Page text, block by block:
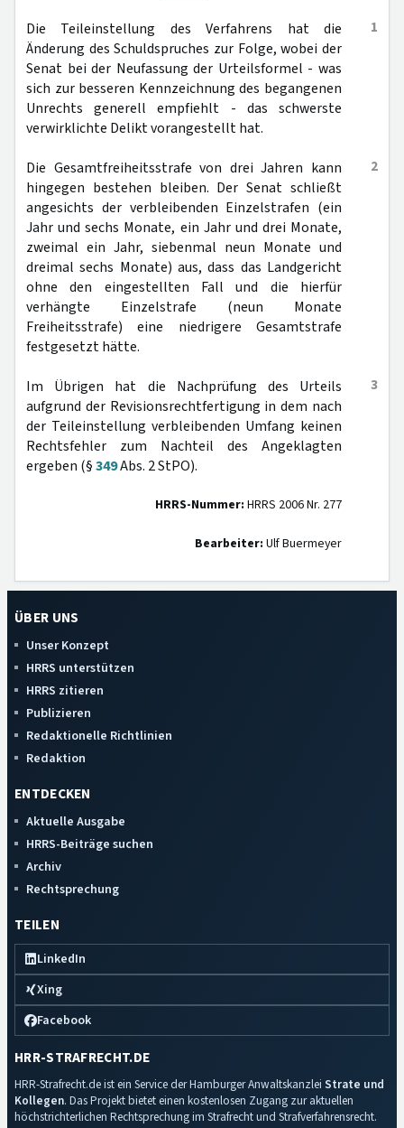
1
Die Teileinstellung des Verfahrens hat die
Änderung des Schuldspruches zur Folge, wobei der
Senat bei der Neufassung der Urteilsformel - was
sich zur besseren Kennzeichnung des begangenen
Unrechts generell empfiehlt - das schwerste
verwirklichte Delikt vorangestellt hat.
2
Die Gesamtfreiheitsstrafe von drei Jahren kann
hingegen bestehen bleiben. Der Senat schließt
angesichts der verbleibenden Einzelstrafen (ein
Jahr und sechs Monate, ein Jahr und drei Monate,
zweimal ein Jahr, siebenmal neun Monate und
dreimal sechs Monate) aus, dass das Landgericht
ohne den eingestellten Fall und die hierfür
verhängte Einzelstrafe (neun Monate
Freiheitsstrafe) eine niedrigere Gesamtstrafe
festgesetzt hätte.
3
Im Übrigen hat die Nachprüfung des Urteils
aufgrund der Revisionsrechtfertigung in dem nach
der Teileinstellung verbleibenden Umfang keinen
Rechtsfehler zum Nachteil des Angeklagten
ergeben (§349Abs. 2 StPO).
HRRS-Nummer: HRRS 2006 Nr. 277
Bearbeiter: Ulf Buermeyer
ÜBER UNS
Unser Konzept
HRRS unterstützen
HRRS zitieren
Publizieren
Redaktionelle Richtlinien
Redaktion
ENTDECKEN
Aktuelle Ausgabe
HRRS-Beiträge suchen
Archiv
Rechtsprechung
TEILEN
LinkedIn
Xing
Facebook
HRR-STRAFRECHT.DE
HRR-Strafrecht.de ist ein Service der Hamburger Anwaltskanzlei Strate und
Kollegen. Das Projekt bietet einen kostenlosen Zugang zur aktuellen
höchstrichterlichen Rechtsprechung im Strafrecht und Strafverfahrensrecht.